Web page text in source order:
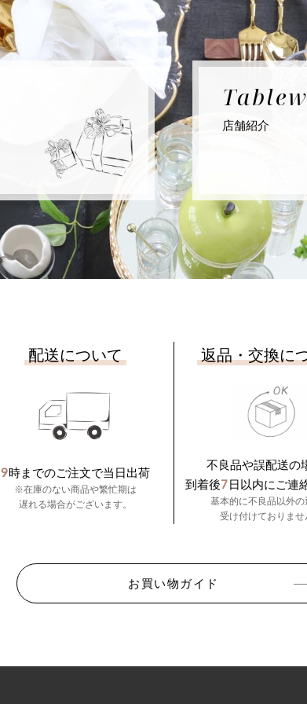
店舗紹介
配送について
9時までのご注文で当日出荷
※在庫のない商品や繁忙期は
遅れる場合がございます。
返品・交換に
不良品や誤配送の
到着後7日以内にご連
基本的に不良品以外の
受け付けておりませ
お買い物ガイド